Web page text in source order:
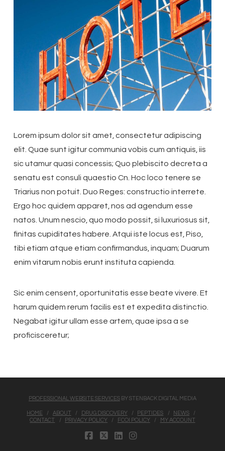
Lorem ipsum dolor sit amet, consectetur adipiscing
elit. Quae sunt igitur communia vobis cum antiquis, iis
sic utamur quasi concessis; Quo plebiscito decreta a
senatu est consuli quaestio Cn. Hoc loco tenere se
Triarius non potuit. Duo Reges: constructio interrete.
Ergo hoc quidem apparet, nos ad agendum esse
natos. Unum nescio, quo modo possit, si luxuriosus sit,
finitas cupiditates habere. Atqui iste locus est, Piso,
tibi etiam atque etiam confirmandus, inquam; Duarum
enim vitarum nobis erunt instituta capienda.
Sic enim censent, oportunitatis esse beate vivere. Et
harum quidem rerum facilis est et expedita distinctio.
Negabat igitur ullam esse artem, quae ipsa a se
proficisceretur;
PROFESSIONAL WEBSITE SERVICESBY STENBACK DIGITAL MEDIA
HOME ABOUT DRUG DISCOVERY PEPTIDES
NEWS
CONTACT
PRIVACY POLICY FCOI POLICY MY ACCOUNT